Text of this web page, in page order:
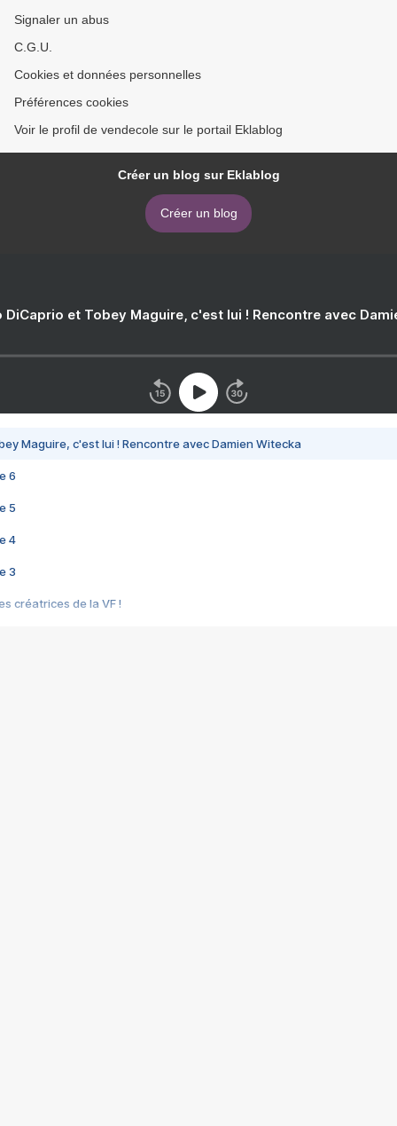
Signaler un abus
C.G.U.
Cookies et données personnelles
Préférences cookies
Voir le profil de vendecole sur le portail Eklablog
Créer un blog sur Eklablog
Créer un blog
DiCaprio et Tobey Maguire, c'est lui ! Rencontre avec
Maguire, c'est lui ! Rencontre avec Damien Witecka
6
5
4
3
créatrices de la VF !